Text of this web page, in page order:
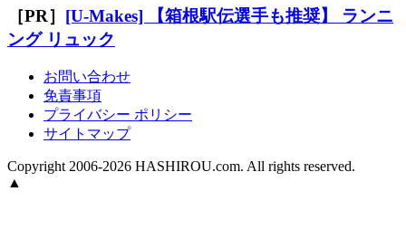
［PR］ [U-Makes] 【箱根駅伝選手も推奨】 ランニ
ング リュック
お問い合わせ
免責事項
プライバシー ポリシー
サイトマップ
Copyright 2006-2026 HASHIROU.com. All rights reserved.
▲